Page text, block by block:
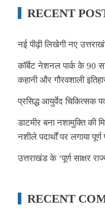
RECENT
नई पीढ़ी लिखेगी नए
कॉर्बेट नेशनल पार्क के 90
कहानी और गौरवशाली
प्रसिद्ध आयुर्वेद चिकित्सक
डाटमीर बना नशामुक्ति की
नशीले पदार्थों पर लगाया पूर्ण
उत्तराखंड के ‘पूर्ण साक्षर
RECENT